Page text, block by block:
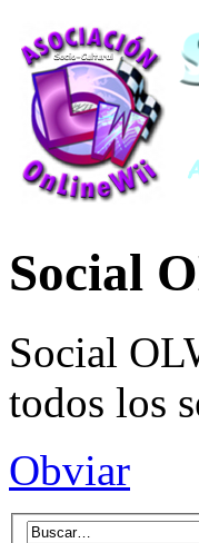
Social
Social
todos los
Obviar